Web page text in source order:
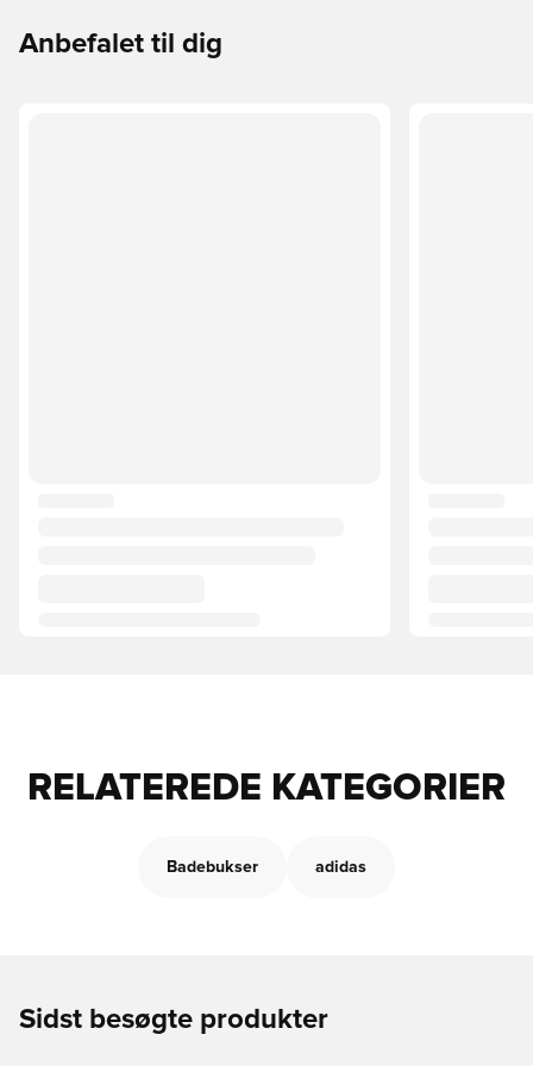
Anbefalet til dig
RELATEREDE KATEGORIER
Badebukser adidas
Sidst besøgte produkter